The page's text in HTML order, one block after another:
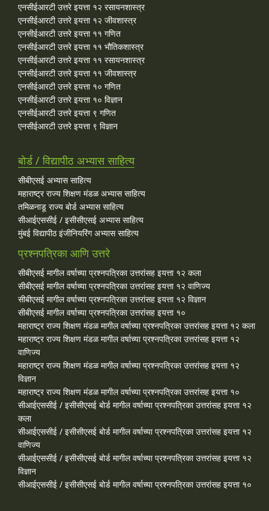
एनसीईआरटी उत्तरे इयत्ता १२ रसायनशास्त्र
एनसीईआरटी उत्तरे इयत्ता १२ जीवशास्त्र
एनसीईआरटी उत्तरे इयत्ता ११ गणित
एनसीईआरटी उत्तरे इयत्ता ११ भौतिकशास्त्र
एनसीईआरटी उत्तरे इयत्ता ११ रसायनशास्त्र
एनसीईआरटी उत्तरे इयत्ता ११ जीवशास्त्र
एनसीईआरटी उत्तरे इयत्ता १० गणित
एनसीईआरटी उत्तरे इयत्ता १० विज्ञान
एनसीईआरटी उत्तरे इयत्ता ९ गणित
एनसीईआरटी उत्तरे इयत्ता ९ विज्ञान
बोर्ड / विद्यापीठ अभ्यास साहित्य
सीबीएसई अभ्यास साहित्य
महाराष्ट्र राज्य शिक्षण मंडळ अभ्यास साहित्य
तमिळनाडू राज्य बोर्ड अभ्यास साहित्य
सीआईएससीई / इसीसीएसई अभ्यास साहित्य
मुंबई विद्यापीठ इंजीनियरिंग अभ्यास साहित्य
प्रश्नपत्रिका आणि उत्तरे
सीबीएसई मागील वर्षाच्या प्रश्‍नपत्रिका उत्तरांसह इयत्ता १२ कला
सीबीएसई मागील वर्षाच्या प्रश्‍नपत्रिका उत्तरांसह इयत्ता १२ वाणिज्य
सीबीएसई मागील वर्षाच्या प्रश्‍नपत्रिका उत्तरांसह इयत्ता १२ विज्ञान
सीबीएसई मागील वर्षाच्या प्रश्‍नपत्रिका उत्तरांसह इयत्ता १०
महाराष्ट्र राज्य शिक्षण मंडळ मागील वर्षाच्या प्रश्‍नपत्रिका उत्तरांसह इयत्ता १२ कला
महाराष्ट्र राज्य शिक्षण मंडळ मागील वर्षाच्या प्रश्‍नपत्रिका उत्तरांसह इयत्ता १२
वाणिज्य
महाराष्ट्र राज्य शिक्षण मंडळ मागील वर्षाच्या प्रश्‍नपत्रिका उत्तरांसह इयत्ता १२
विज्ञान
महाराष्ट्र राज्य शिक्षण मंडळ मागील वर्षाच्या प्रश्‍नपत्रिका उत्तरांसह इयत्ता १०
सीआईएससीई / इसीसीएसई बोर्ड मागील वर्षाच्या प्रश्‍नपत्रिका उत्तरांसह इयत्ता १२
कला
सीआईएससीई / इसीसीएसई बोर्ड मागील वर्षाच्या प्रश्‍नपत्रिका उत्तरांसह इयत्ता १२
वाणिज्य
सीआईएससीई / इसीसीएसई बोर्ड मागील वर्षाच्या प्रश्‍नपत्रिका उत्तरांसह इयत्ता १२
विज्ञान
सीआईएससीई / इसीसीएसई बोर्ड मागील वर्षाच्या प्रश्‍नपत्रिका उत्तरांसह इयत्ता १०